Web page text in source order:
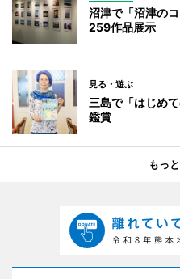
沼津で「沼津の
259作品展示
見る・遊ぶ
三島で「はじめ
鑑賞
もっ